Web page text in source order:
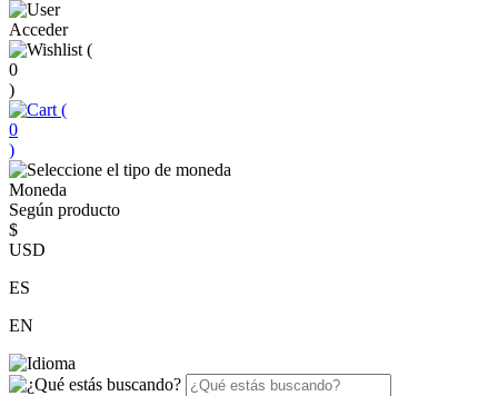
Acceder
(
0
)
(
0
)
Moneda
Según producto
$
USD
ES
EN